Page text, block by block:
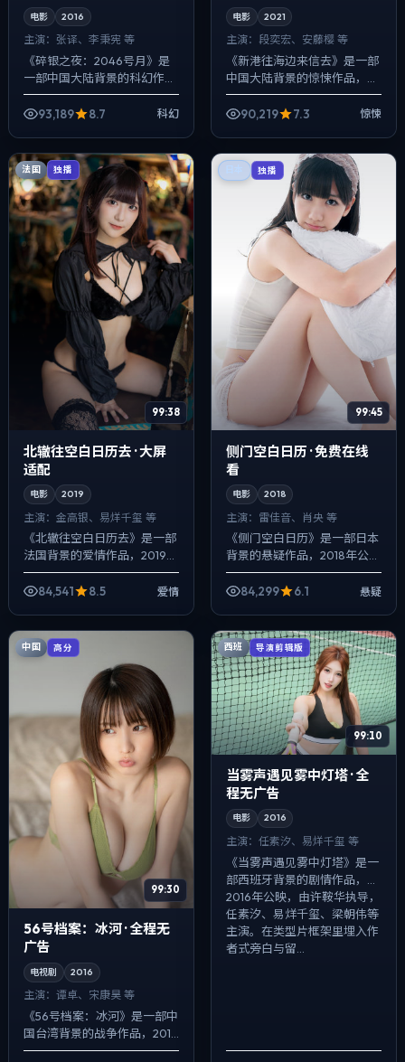
电影 2016
主演： 张译、李秉宪 等
《碎银之夜：2046号月》是
一部中国大陆背景的科幻作
品，2016年公映，由王家卫执
导，张译、李秉宪、姜武等主
93,189 8.7 科幻
电影 2021
主演： 段奕宏、安藤樱 等
《新港往海边来信去》是一部
中国大陆背景的惊悚作品，
2021年公映，由韦斯·安德森执
导，段奕宏、安藤樱、梁朝伟
90,219 7.3 惊悚
法国 独播
99:38
北辙往空白日历去 · 大屏
适配
电影 2019
主演： 金高银、易烊千玺 等
《北辙往空白日历去》是一部
法国背景的爱情作品，2019年
公映，由娄烨执导，金高银、
易烊千玺、马伊琍等主演。以
84,541 8.5 爱情
独播
99:45
侧门空白日历 · 免费在线
看
电影 2018
主演： 雷佳音、肖央 等
《侧门空白日历》是一部日本
背景的悬疑作品，2018年公
映，由贾樟柯执导，雷佳音、
肖央、金高银等主演。影像偏
84,299 6.1 悬疑
中国 高分
99:30
56号档案：冰河 · 全程无
广告
电视剧 2016
主演： 谭卓、宋康昊 等
《56号档案：冰河》是一部中
国台湾背景的战争作品，2016
年公映，由奉俊昊执导，谭
西班 导演剪辑版
99:10
当雾声遇见雾中灯塔 · 全
程无广告
电影 2016
主演： 任素汐、易烊千玺 等
《当雾声遇见雾中灯塔》是一
部西班牙背景的剧情作品，
2016年公映，由许鞍华执导，
任素汐、易烊千玺、梁朝伟等
主演。在类型片框架里埋入作
者式旁白与留...